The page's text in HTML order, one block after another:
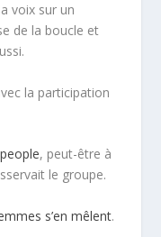
voix sur un
de la boucle et
la participation
, peut-être à
le groupe.
s’en mêlent.